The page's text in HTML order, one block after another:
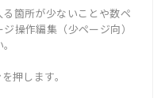
箇所が少ないことや数ペ
操作編集（少ページ向）
押します。